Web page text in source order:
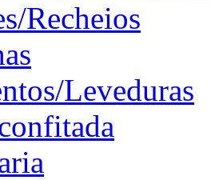
Recheios
Leveduras